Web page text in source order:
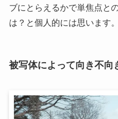
ブにとらえるかで単焦点と
は？と個人的には思います。
被写体によって向き不向